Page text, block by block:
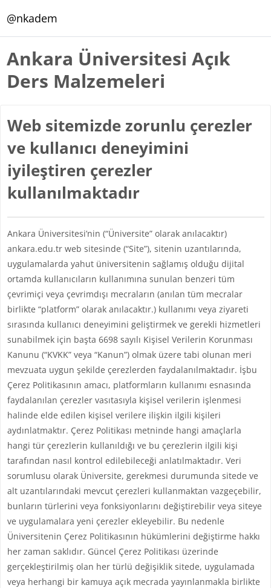
@nkadem
Ankara Üniversitesi Açık
Ders Malzemeleri
Web sitemizde zorunlu çerezler
ve kullanıcı deneyimini
iyileştiren çerezler
kullanılmaktadır
Ankara Üniversitesi’nin (“Üniversite” olarak anılacaktır)
ankara.edu.tr web sitesinde (“Site”), sitenin uzantılarında,
uygulamalarda yahut üniversitenin sağlamış olduğu dijital
ortamda kullanıcıların kullanımına sunulan benzeri tüm
çevrimiçi veya çevrimdışı mecraların (anılan tüm mecralar
birlikte “platform” olarak anılacaktır.) kullanımı veya ziyareti
sırasında kullanıcı deneyimini geliştirmek ve gerekli hizmetleri
sunabilmek için başta 6698 sayılı Kişisel Verilerin Korunması
Kanunu (“KVKK” veya “Kanun”) olmak üzere tabi olunan meri
mevzuata uygun şekilde çerezlerden faydalanılmaktadır. İşbu
Çerez Politikasının amacı, platformların kullanımı esnasında
faydalanılan çerezler vasıtasıyla kişisel verilerin işlenmesi
halinde elde edilen kişisel verilere ilişkin ilgili kişileri
aydınlatmaktır. Çerez Politikası metninde hangi amaçlarla
hangi tür çerezlerin kullanıldığı ve bu çerezlerin ilgili kişi
tarafından nasıl kontrol edilebileceği anlatılmaktadır. Veri
sorumlusu olarak Üniversite, gerekmesi durumunda sitede ve
alt uzantılarındaki mevcut çerezleri kullanmaktan vazgeçebilir,
bunların türlerini veya fonksiyonlarını değiştirebilir veya siteye
ve uygulamalara yeni çerezler ekleyebilir. Bu nedenle
Üniversitenin Çerez Politikasının hükümlerini değiştirme hakkı
her zaman saklıdır. Güncel Çerez Politikası üzerinde
gerçekleştirilmiş olan her türlü değişiklik sitede, uygulamada
veya herhangi bir kamuya açık mecrada yayınlanmakla birlikte